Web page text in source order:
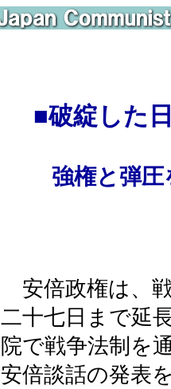
■破綻した
強権と弾
安倍政権は、
二十七日まで延
院で戦争法制を
安倍談話の発表